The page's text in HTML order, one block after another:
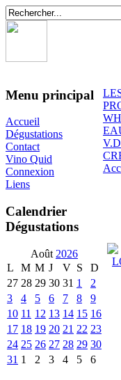
Menu principal
Accueil
Dégustations
Contact
Vino Quid
Connexion
Liens
Calendrier
Dégustations
Août 2026
L
M M J V S
D
27 28 29 30 31 1
2
3
4 5 6 7 8
9
10 11 12 13 14 15 16
17 18 19 20 21 22 23
24 25 26 27 28 29 30
31 1 2 3 4 5 6